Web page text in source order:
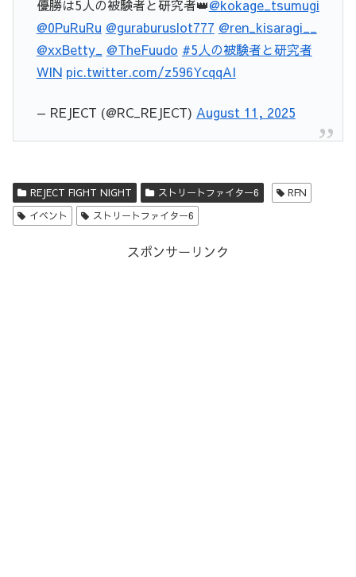
優勝は5人の被験者と研究者👑@kokage_tsumugi
@0PuRuRu @guraburuslot777 @ren_kisaragi__
@xxBetty_ @TheFuudo #5人の被験者と研究者
WIN pic.twitter.com/z596YcqqAI
— REJECT (@RC_REJECT) August 11, 2025
REJECT FIGHT NIGHT ストリートファイター6
RFN
イベント
ストリートファイター6
スポンサーリンク